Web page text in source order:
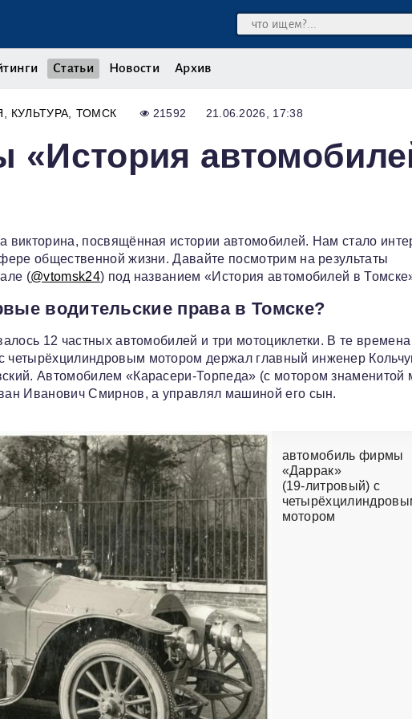
Статьи Новости Архив
КУЛЬТУРА ТОМСК 21592 21.06.2026, 17:38
«История
викторина, посвящённая истории автомобилей. Нам стало
общественной жизни. Давайте посмотрим на результаты
(@vtomsk24) под названием «История автомобилей в
водительские права в Томске?
12 частных автомобилей и три мотоциклетки. В те времена
мотором держал главный инженер
Автомобилем «Карасери‑Торпеда» (с мотором знаменитой
Иванович Смирнов, а управлял машиной его сын.
автомобиль фирмы
«Даррак»
(19‑литровый) с
мотором